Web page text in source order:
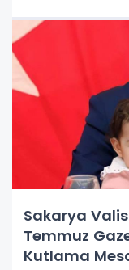
Sakarya
Temmuz
Kutlama